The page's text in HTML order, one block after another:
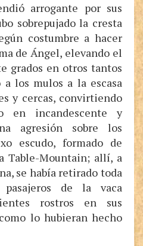
arrogante por sus
sobrepujado la cresta
costumbre a hacer
de Ángel, elevando el
grados en otros tantos
los mulos a la escasa
y cercas, convirtiendo
en incandescente y
agresión sobre los
escudo, formado de
Table-Mountain; allí, a
se había retirado toda
de la vaca
rostros en sus
lo hubieran hecho